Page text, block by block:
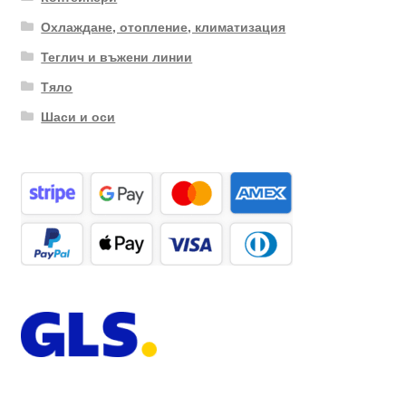
Охлаждане, отопление, климатизация
Теглич и въжени линии
Тяло
Шаси и оси